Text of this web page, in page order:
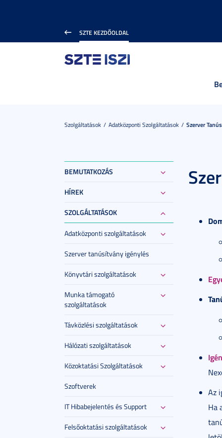
SZTE KEZDŐOLDAL
Szolgáltatások Adatközponti Szolgáltatások Szerver
BEMUTATKOZÁS
HÍREK
SZOLGÁLTATÁSOK
Adatközponti szolgáltatások
Szerver tanúsítvány igénylés
Könyvtári szolgáltatások
Munka támogató
szolgáltatások
Távközlési szolgáltatások
Hálózati szolgáltatások
Közoktatási Szolgáltatások
Szoftverek
IT Hibabejelentés és Support
Felsőoktatási szolgáltatások
Az
Ha